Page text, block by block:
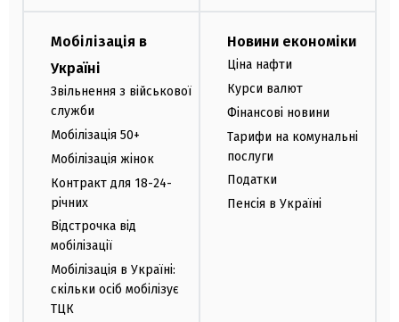
Мобілізація в
Україні
Звільнення з військової
служби
Мобілізація 50+
Мобілізація жінок
Контракт для 18-24-
річних
Відстрочка від
мобілізації
Мобілізація в Україні:
скільки осіб мобілізує
ТЦК
Новини економіки
Ціна нафти
Курси валют
Фінансові новини
Тарифи на комунальні
послуги
Податки
Пенсія в Україні